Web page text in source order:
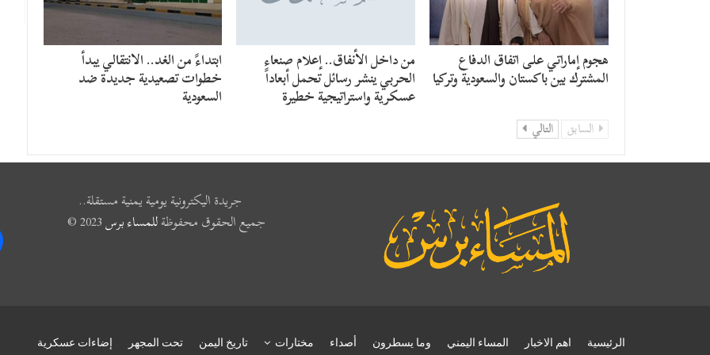
هجوم إماراتي على اتفاق الدفاع
المشترك بين باكستان والسعودية وتركيا
من داخل الأنفاق.. إعلام صنعاء
الحربي ينشر رسائل تحمل أبعاداً
عسكرية واستراتيجية خطيرة
​ابتداءً من الغد.. الانتقالي يبدأ
خطوات تصعيدية جديدة ضد
السعودية
السابق التالي
جريدة اليكترونية يومية يمنية مستقلة..
جميع الحقوق محفوظةللمساء برس
الرئيسية اهم الاخبار المساء اليمني وما يسطرون أصداء مختارات تاريخ اليمن تحت المجهر إضاءات عسكرية